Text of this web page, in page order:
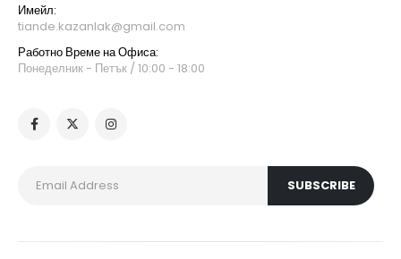
Имейл:
tiande.kazanlak@gmail.com
Работно Време на Офиса:
Понеделник - Петък / 10:00 - 18:00